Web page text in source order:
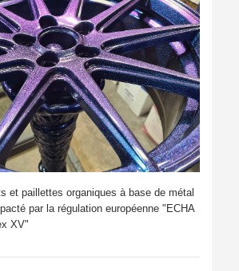
et paillettes organiques à base de métal
par la régulation européenne "ECHA
XV"